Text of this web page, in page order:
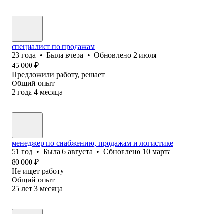
специалист по продажам
23 года • Была вчера • Обновлено 2 июля
45 000 ₽
Предложили работу, решает
Общий опыт
2 года 4 месяца
менеджер по снабжению, продажам и логистике
51 год • Была 6 августа • Обновлено 10 марта
80 000 ₽
Не ищет работу
Общий опыт
25 лет 3 месяца